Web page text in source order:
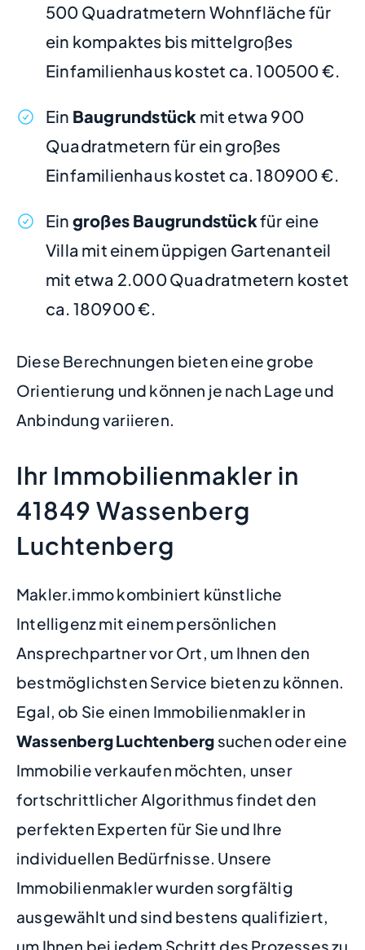
500 Quadratmetern Wohnfläche für
ein kompaktes bis mittelgroßes
Einfamilienhaus kostet ca. 100500 €.
Ein Baugrundstück mit etwa 900
Quadratmetern für ein großes
Einfamilienhaus kostet ca. 180900 €.
Ein großes Baugrundstückfür eine
Villa mit einem üppigen Gartenanteil
mit etwa 2.000 Quadratmetern kostet
ca. 180900 €.
Diese Berechnungen bieten eine grobe
Orientierung und können je nach Lage und
Anbindung variieren.
Ihr Immobilienmakler in
41849 Wassenberg
Luchtenberg
Makler.immo kombiniert künstliche
Intelligenz mit einem persönlichen
Ansprechpartner vor Ort, um Ihnen den
bestmöglichsten Service bieten zu können.
Egal, ob Sie einen Immobilienmakler in
Wassenberg Luchtenberg suchen oder eine
Immobilie verkaufen möchten, unser
fortschrittlicher Algorithmus findet den
perfekten Experten für Sie und Ihre
individuellen Bedürfnisse. Unsere
Immobilienmakler wurden sorgfältig
ausgewählt und sind bestens qualifiziert,
um Ihnen bei jedem Schritt des Prozesses zu